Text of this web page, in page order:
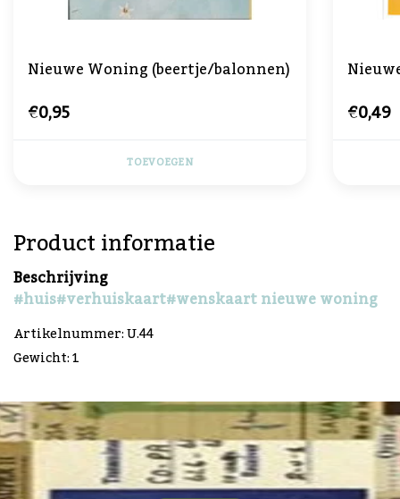
Nieuwe Woning (beertje/balonnen)
€0,95
TOEVOEGEN
€0,49
Product informatie
Beschrijving
#huis#verhuiskaart#wenskaart nieuwe woning
Artikelnummer: U.44
Gewicht: 1